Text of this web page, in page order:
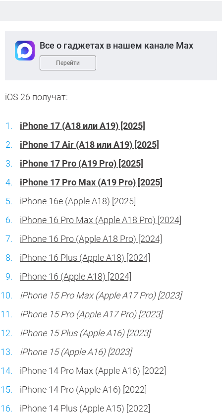
Все о гаджетах в нашем канале Max
Перейти
iOS 26 получат:
iPhone 17 (A18 или A19) [2025]
iPhone 17 Air (A18 или A19) [2025]
iPhone 17 Pro (A19 Pro) [2025]
iPhone 17 Pro Max (A19 Pro) [2025]
iPhone 16e (Apple A18) [2025]
iPhone 16 Pro Max (Apple A18 Pro) [2024]
iPhone 16 Pro (Apple A18 Pro) [2024]
iPhone 16 Plus (Apple A18) [2024]
iPhone 16 (Apple A18) [2024]
iPhone 15 Pro Max (Apple A17 Pro) [2023]
iPhone 15 Pro (Apple A17 Pro) [2023]
iPhone 15 Plus (Apple A16) [2023]
iPhone 15 (Apple A16) [2023]
iPhone 14 Pro Max (Apple A16) [2022]
iPhone 14 Pro (Apple A16) [2022]
iPhone 14 Plus (Apple A15) [2022]